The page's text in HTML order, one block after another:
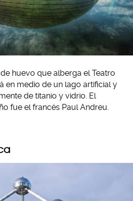
huevo que alberga el Teatro
en medio de un lago artificial y
de titanio y vidrio. El
fue el francés Paul Andreu.